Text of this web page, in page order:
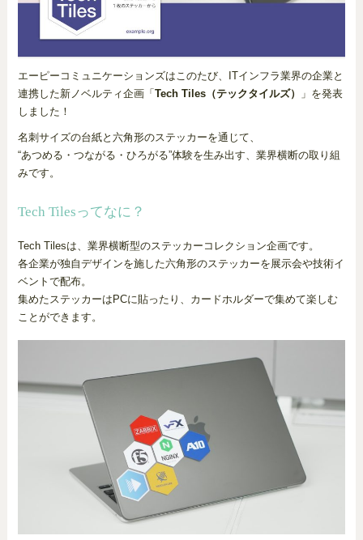
エーピーコミュニケーションズはこのたび、ITインフラ業界の企業と
連携した新ノベルティ企画「 Tech Tiles（テックタイルズ）
」を発表
しました！
名刺サイズの台紙と六角形のステッカーを通じて、
“あつめる・つながる・ひろがる”体験を生み出す、業界横断の取り組
みです。
Tech Tilesってなに？
Tech Tilesは、業界横断型のステッカーコレクション企画です。
各企業が独自デザインを施した六角形のステッカーを展示会や技術イ
ベントで配布。
集めたステッカーはPCに貼ったり、カードホルダーで集めて楽しむ
ことができます。